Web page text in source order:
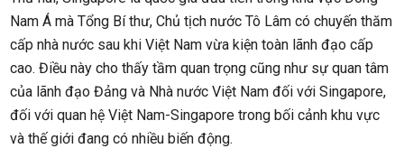
Nam Á mà Tổng Bí thư, Chủ tịch nước Tô Lâm có chuyến thăm
cấp nhà nước sau khi Việt Nam vừa kiện toàn lãnh đạo cấp
cao. Điều này cho thấy tầm quan trọng cũng như sự quan tâm
của lãnh đạo Đảng và Nhà nước Việt Nam đối với Singapore,
đối với quan hệ Việt Nam-Singapore trong bối cảnh khu vực
và thế giới đang có nhiều biến động.